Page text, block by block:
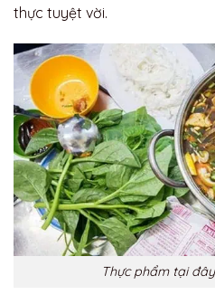
thực tuyệt vời.
Thực phẩm tại